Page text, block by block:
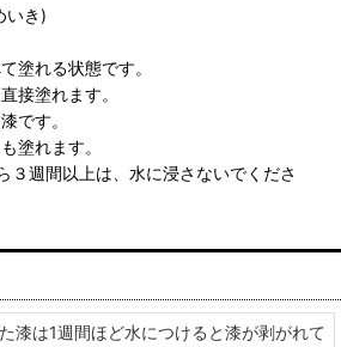
いき)
塗れる状態です。
接塗れます。
です。
塗れます。
３週間以上は、水に浸さないでくださ
漆は1週間ほど水につけると漆が剥がれて